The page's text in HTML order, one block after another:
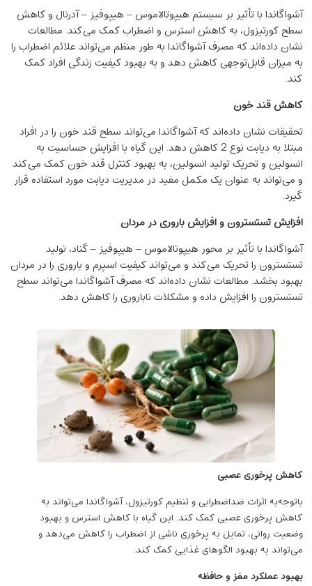
آشواگاندا با تأثیر بر سیستم هیپوتالاموس – هیپوفیز – آدرنال و کاهش
سطح کورتیزول، به کاهش استرس و اضطراب کمک می‌کند. مطالعات
نشان داده‌اند که مصرف آشواگاندا به طور منظم می‌تواند علائم اضطراب را
به میزان قابل‌توجهی کاهش دهد و به بهبود کیفیت زندگی افراد کمک
کند.
کاهش قند خون
تحقیقات نشان داده‌اند که آشواگاندا می‌تواند سطح قند خون را در افراد
مبتلا به دیابت نوع 2 کاهش دهد. این گیاه با افزایش حساسیت به
انسولین و تحریک تولید انسولین، به بهبود کنترل قند خون کمک می‌کند
و می‌تواند به عنوان یک مکمل مفید در مدیریت دیابت مورد استفاده قرار
گیرد.
افزایش تستسترون و افزایش باروری در مردان
آشواگاندا با تأثیر بر محور هیپوتالاموس – هیپوفیز – گناد، تولید
تستسترون را تحریک می‌کند و می‌تواند کیفیت اسپرم و باروری را در مردان
بهبود بخشد. مطالعات نشان داده‌اند که مصرف آشواگاندا می‌تواند سطح
تستسترون را افزایش داده و مشکلات ناباروری را کاهش دهد.
کاهش پرخوری عصبی
باتوجه‌به اثرات ضداضطرابی و تنظیم کورتیزول، آشواگاندا می‌تواند به
کاهش پرخوری عصبی کمک کند. این گیاه با کاهش استرس و بهبود
وضعیت روانی، تمایل به پرخوری ناشی از اضطراب را کاهش می‌دهد و
می‌تواند به بهبود الگوهای غذایی کمک کند.
بهبود عملکرد مغز و حافظه